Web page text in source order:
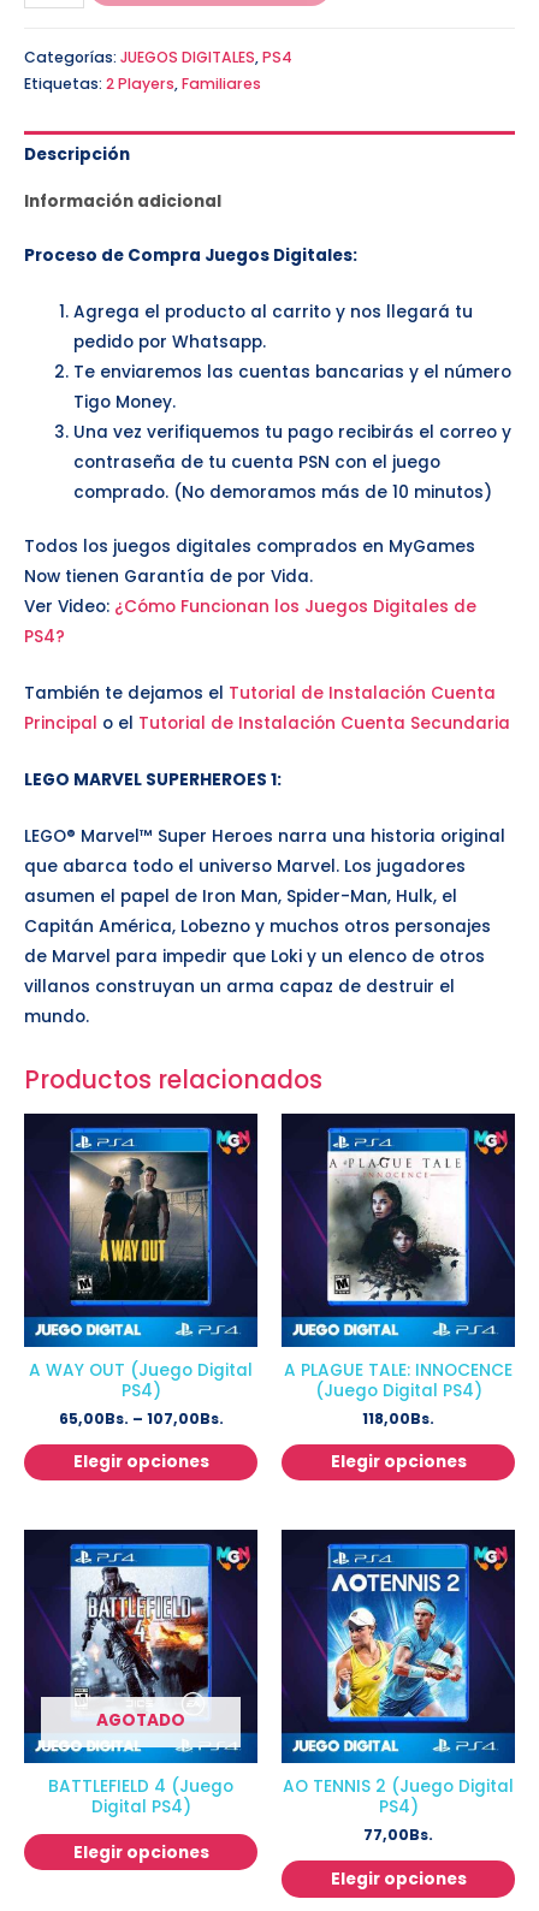
Categorías: JUEGOS DIGITALES,PS4
Etiquetas: 2 Players,Familiares
Descripción
Información adicional
Proceso de Compra Juegos Digitales:
Agrega el producto al carrito y nos llegará tu
pedido por Whatsapp.
Te enviaremos las cuentas bancarias y el número
Tigo Money.
Una vez verifiquemos tu pago recibirás el correo y
contraseña de tu cuenta PSN con el juego
comprado. (No demoramos más de 10 minutos)
Todos los juegos digitales comprados en MyGames
Now tienen Garantía de por Vida.
Ver Video: ¿Cómo Funcionan los Juegos Digitales de
PS4?
También te dejamos el Tutorial de Instalación Cuenta
Principal o el Tutorial de Instalación Cuenta Secundaria
LEGO MARVEL SUPERHEROES 1:
LEGO® Marvel™ Super Heroes narra una historia original
que abarca todo el universo Marvel. Los jugadores
asumen el papel de Iron Man, Spider-Man, Hulk, el
Capitán América, Lobezno y muchos otros personajes
de Marvel para impedir que Loki y un elenco de otros
villanos construyan un arma capaz de destruir el
mundo.
Productos relacionados
A WAY OUT (Juego Digital
PS4)
65,00Bs. – 107,00Bs.
Elegir opciones
A PLAGUE TALE: INNOCENCE
(Juego Digital PS4)
118,00Bs.
Elegir opciones
AGOTADO
BATTLEFIELD 4 (Juego
Digital PS4)
Elegir opciones
AO TENNIS 2 (Juego Digital
PS4)
77,00Bs.
Elegir opciones